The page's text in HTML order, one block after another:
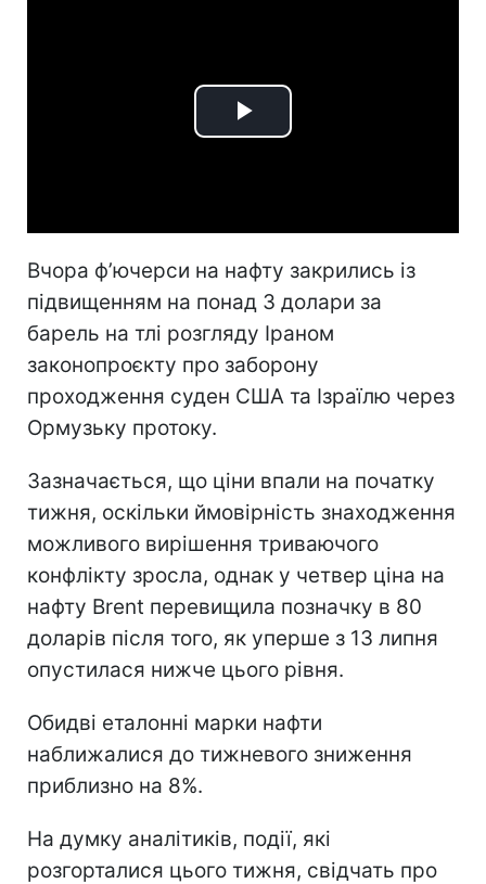
Play
Вчора ф’ючерси на нафту закрились із
підвищенням на понад 3 долари за
барель на тлі розгляду Іраном
законопроєкту про заборону
проходження суден США та Ізраїлю через
Ормузьку протоку.
Зазначається, що ціни впали на початку
тижня, оскільки ймовірність знаходження
можливого вирішення триваючого
конфлікту зросла, однак у четвер ціна на
нафту Brent перевищила позначку в 80
доларів після того, як уперше з 13 липня
опустилася нижче цього рівня.
Обидві еталонні марки нафти
наближалися до тижневого зниження
приблизно на 8%.
На думку аналітиків, події, які
розгорталися цього тижня, свідчать про